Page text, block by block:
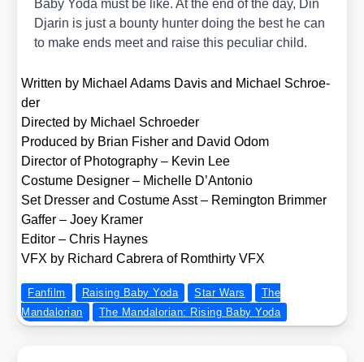
Baby Yoda must be like. At the end of the day, Din
Dja­rin is just a boun­ty hun­ter doing the best he can
to make ends meet and rai­se this pecu­li­ar child.
Writ­ten by Micha­el Adams Davis and Micha­el Schroe­
der
Direc­ted by Micha­el Schroe­der
Pro­du­ced by Bri­an Fisher and David Odom
Direc­tor of Pho­to­gra­phy – Kevin Lee
Cos­tu­me Desi­gner – Michel­le D’An­to­nio
Set Dress­er and Cos­tu­me Asst – Reming­ton Brim­mer
Gaf­fer – Joey Kra­mer
Edi­tor – Chris Hay­nes
VFX by Richard Cabre­ra of Romthir­ty VFX
Fanfilm Raising Baby Yoda Star Wars
The
Mandalorian
The Mandalorian: Rising Baby Yoda